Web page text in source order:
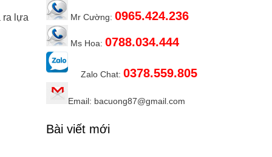
ra lựa Mr Cường: 0965.424.236
Ms Hoa: 0788.034.444
Zalo Chat: 0378.559.805
Email: bacuong87@gmail.com
Bài viết mới